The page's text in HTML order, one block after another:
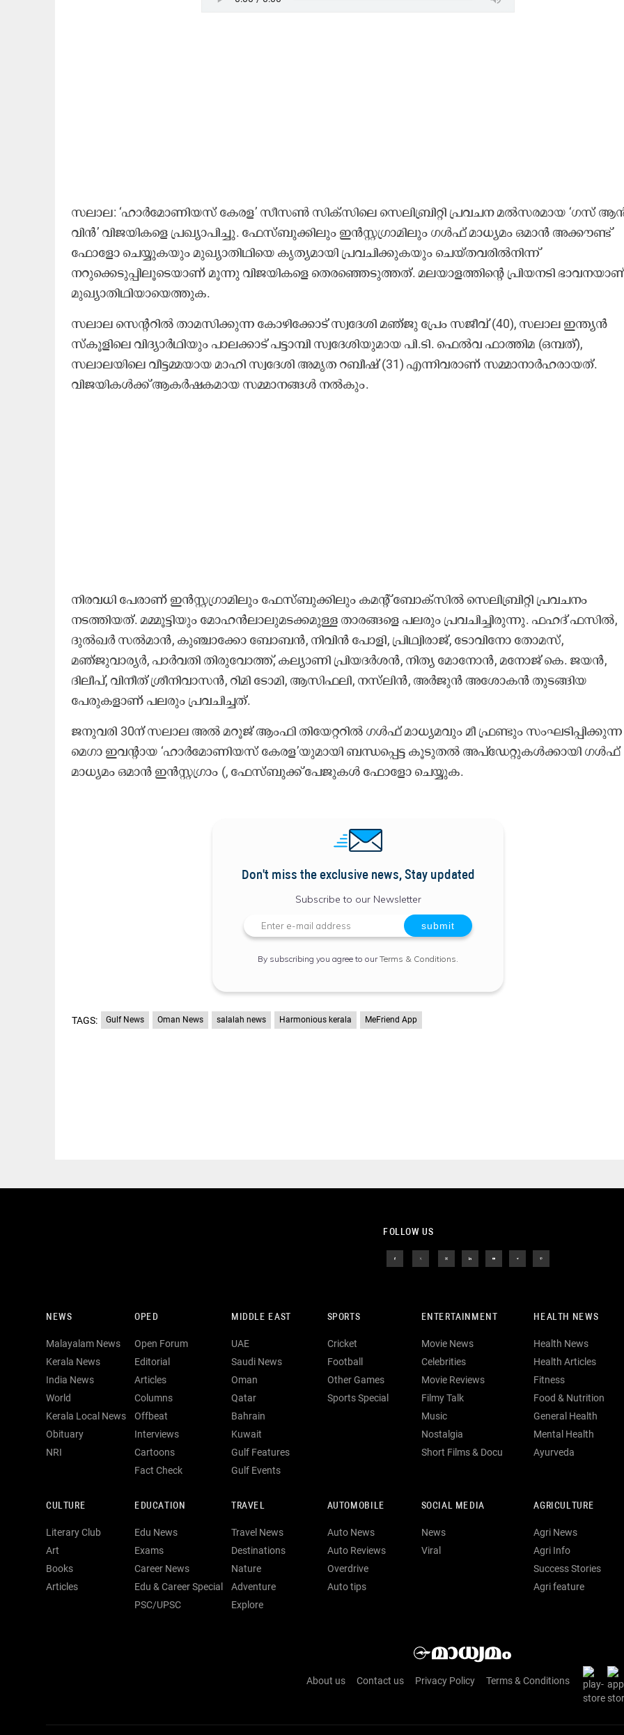
സലാല: ‘ഹാർമോണിയസ് കേരള’ സീസൺ സിക്സിലെ സെലിബ്രിറ്റി പ്രവചന മൽസരമായ ‘ഗസ്
വിൻ’ വിജയികളെ പ്രഖ്യാപിച്ചു. ഫേസ്ബുക്കിലും ഇൻസ്റ്റഗ്രാമിലും ഗൾഫ് മാധ്യമം ഒമാൻ അക്കൗണ്ട്
ഫോളോ ചെയ്യുകയും മുഖ്യാതിഥിയെ കൃത്യമായി പ്രവചിക്കുകയും ചെയ്തവരിൽനിന്ന്
നറുക്കെടുപ്പിലൂടെയാണ് മൂന്നു വിജയികളെ തെരഞ്ഞെടുത്തത്. മലയാളത്തിന്റെ പ്രിയനടി
മുഖ്യാതിഥിയായെത്തുക.
സലാല സെന്ററിൽ താമസിക്കുന്ന കോഴിക്കോട് സ്വദേശി മഞ്ജു പ്രേം സജീവ് (40), സലാല ഇന്ത്യൻ
സ്കൂളിലെ വിദ്യാർഥിയും പാലക്കാട് പട്ടാമ്പി സ്വദേശിയുമായ പി.ടി. ഫെൽവ ഫാത്തിമ (ഒമ്പത്),
സലാലയിലെ വീട്ടമ്മയായ മാഹി സ്വദേശി അമൃത റബീഷ് (31) എന്നിവരാണ് സമ്മാനാർഹരായത്.
വിജയികൾക്ക് ആകർഷകമായ സമ്മാനങ്ങൾ നൽകും.
നിരവധി പേരാണ് ഇൻസ്റ്റഗ്രാമിലും ഫേസ്ബുക്കിലും കമന്റ് ബോക്സിൽ സെലിബ്രിറ്റി പ്രവചനം
നടത്തിയത്. മമ്മൂട്ടിയും മോഹൻലാലുമടക്കമുള്ള താരങ്ങളെ പലരും പ്രവചിച്ചിരുന്നു. ഫഹദ് ഫസിൽ,
ദുൽഖർ സൽമാൻ, കുഞ്ചാക്കോ ബോബൻ, നിവിൻ പോളി, പ്രിഥ്വിരാജ്, ടോവിനോ തോമസ്,
മഞ്ജുവാര്യർ, പാർവതി തിരുവോത്ത്, കല്യാണി പ്രിയദർശൻ, നിത്യ മോനോൻ, മനോജ് കെ. ജയൻ,
ദിലീപ്, വിനീത് ശ്രീനിവാസൻ, റിമി ടോമി, ആസിഫലി, നസ്‍ലിൻ, അർജുൻ അശോകൻ തുടങ്ങിയ
പേരുകളാണ് പലരും പ്രവചിച്ചത്.
ജനുവരി 30ന് സലാല അൽ മറൂജ് ആംഫി തിയേറ്ററിൽ ഗൾഫ്​ മാധ്യമവും മീ ഫ്രണ്ടും സംഘടിപ്പിക്കുന്ന
മെഗാ ഇവന്റായ ‘ഹാർമോണിയസ് കേരള’യുമായി ബന്ധപ്പെട്ട കൂടുതൽ അപ്ഡേറ്റുകൾക്കായി ഗൾഫ്
മാധ്യമം ഒമാൻ ഇൻസ്റ്റഗ്രാം (, ഫേസ്ബുക്ക് പേജുകൾ ഫോളോ ചെയ്യുക.
Don't miss the exclusive news, Stay updated
Subscribe to our Newsletter
By subscribing you agree to ourTerms & Conditions
TAGS: Gulf News Oman News salalah news Harmonious kerala MeFriend App
FOLLOW US
NEWS
Malayalam News
Kerala News
India News
World
Kerala Local News
Obituary
NRI
OPED
Open Forum
Editorial
Articles
Columns
Offbeat
Interviews
Cartoons
Fact Check
MIDDLE EAST
UAE
Saudi News
Oman
Qatar
Bahrain
Kuwait
Gulf Features
Gulf Events
SPORTS
Cricket
Football
Other Games
Sports Special
ENTERTAINMENT
Movie News
Celebrities
Movie Reviews
Filmy Talk
Music
Nostalgia
Short Films & Docu
HEALTH NEWS
Health News
Health Articles
Fitness
Food & Nutrition
General Health
Mental Health
Ayurveda
CULTURE
Literary Club
Art
Books
Articles
EDUCATION
Edu News
Exams
Career News
Edu & Career Special
PSC/UPSC
TRAVEL
Travel News
Destinations
Nature
Adventure
Explore
AUTOMOBILE
Auto News
Auto Reviews
Overdrive
Auto tips
SOCIAL MEDIA
News
Viral
AGRICULTURE
Agri News
Agri Info
Success Stories
Agri feature
About us Contact us Privacy Policy Terms & Conditions